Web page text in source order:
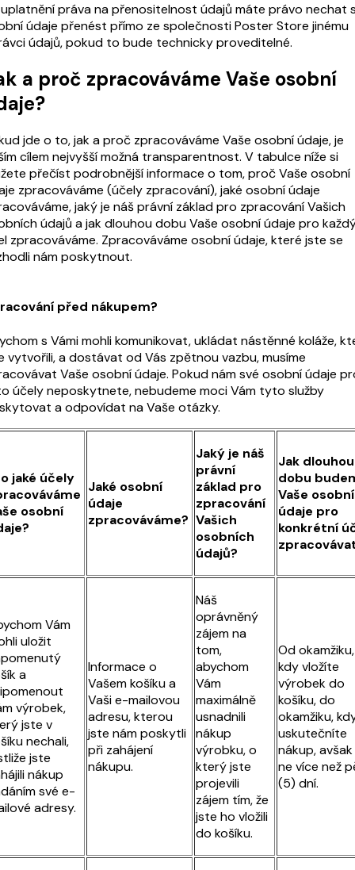
práva na přenositelnost údajů máte právo nechat
údaje přenést přímo ze společnosti Poster Store jinému
údajů, pokud to bude technicky proveditelné.
a proč zpracováváme Vaše osobní
jde o to, jak a proč zpracováváme Vaše osobní údaje, je
cílem nejvyšší možná transparentnost. V tabulce níže si
přečíst podrobnější informace o tom, proč Vaše osobní
zpracováváme (účely zpracování), jaké osobní údaje
jaký je náš právní základ pro zpracování Vašich
údajů a jak dlouhou dobu Vaše osobní údaje pro
zpracováváme. Zpracováváme osobní údaje, které jste se
nám poskytnout.
před nákupem?
s Vámi mohli komunikovat, ukládat nástěnné koláže,
vytvořili, a dostávat od Vás zpětnou vazbu, musíme
Vaše osobní údaje. Pokud nám své osobní údaje
účely neposkytnete, nebudeme moci Vám tyto služby
a odpovídat na Vaše otázky.
jaké účely
osobní
Jaké osobní
údaje
zpracováváme?
Jaký je náš
právní
základ pro
zpracování
Vašich
osobních
údajů?
Jak dlouhou
dobu
Vaše osobní
údaje pro
konkrétní
Vám
uložit
a
výrobek,
jste v
nechali,
jste
nákup
své e-
adresy.
Informace o
Vašem košíku a
Vaši e-mailovou
adresu, kterou
jste nám poskytli
při zahájení
nákupu.
Náš
oprávněný
zájem na
tom,
abychom
Vám
maximálně
usnadnili
nákup
výrobku, o
který jste
projevili
zájem tím, že
jste ho vložili
do košíku.
Od okamžiku,
kdy vložíte
výrobek do
košíku, do
okamžiku,
uskutečníte
nákup, avšak
ne více než
(5) dní.